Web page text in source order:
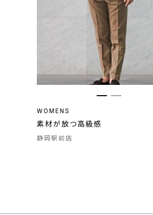
WOMENS
素材が放つ高級感
静岡駅前店